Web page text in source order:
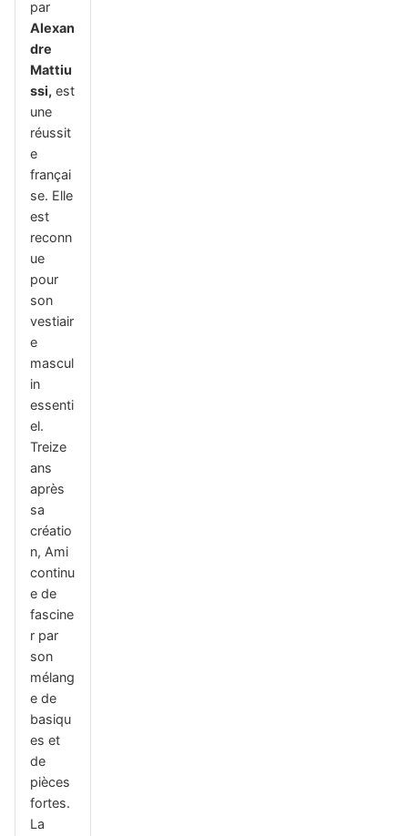
par
Alexan
dre
Mattiu
ssi, est
une
réussit
e
françai
se. Elle
est
reconn
ue
pour
son
vestiair
e
mascul
in
essenti
el.
Treize
ans
après
sa
créatio
n, Ami
continu
e de
fascine
r par
son
mélang
e de
basiqu
es et
de
pièces
fortes.
La